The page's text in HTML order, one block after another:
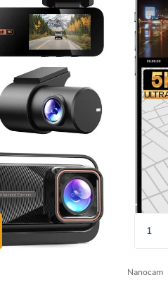
Nanocam